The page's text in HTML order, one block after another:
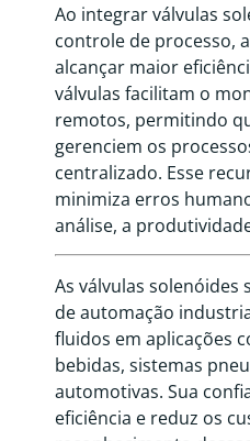
Ao integrar válvulas
controle de processo,
alcançar maior
válvulas facilitam o
remotos, permitindo
gerenciem os
centralizado. Esse
minimiza erros
análise, a
As válvulas solenóides
de automação
fluidos em aplicações
bebidas, sistemas
automotivas. Sua
eficiência e reduz os